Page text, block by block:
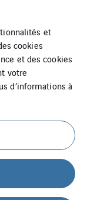
et
cookies
et des cookies
votre
d’informations à